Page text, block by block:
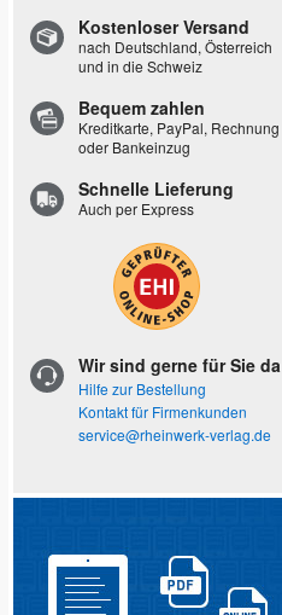
Kostenloser Versand
nach Deutschland, Österreich
und in die Schweiz
Bequem zahlen
Kreditkarte, PayPal, Rechnung
oder Bankeinzug
Schnelle Lieferung
Auch per Express
Wir sind gerne für Sie da
Hilfe zur Bestellung
Kontakt für Firmenkunden
service@rheinwerk-verlag.de